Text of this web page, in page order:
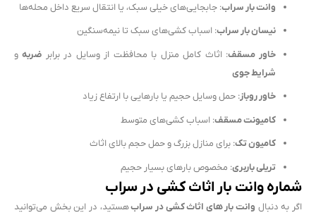
وانت بار سراب: جابجایی‌های خیلی سبک، یا انتقال سریع داخل محله‌ها
نیسان بار سراب: اسباب کشی‌های سبک تا نیمه‌سنگین
خاور مسقف: اثاث کامل منزل با محافظت از وسایل در برابر ضربهو
شرایط جوی
خاور روباز: حمل وسایل حجیم یا بارهایی با ارتفاع زیاد
کامیونت مسقف: اسباب کشی‌های متوسط
کامیون تک: برای منازل بزرگ و حمل حجم بالای اثاث
تریلی باربری: مخصوص بارهای بسیار حجیم
شماره وانت بار اثاث کشی در سراب
اگر به دنبال وانت بار های اثاث کشی در سرابهستید، در این بخش می‌توانید